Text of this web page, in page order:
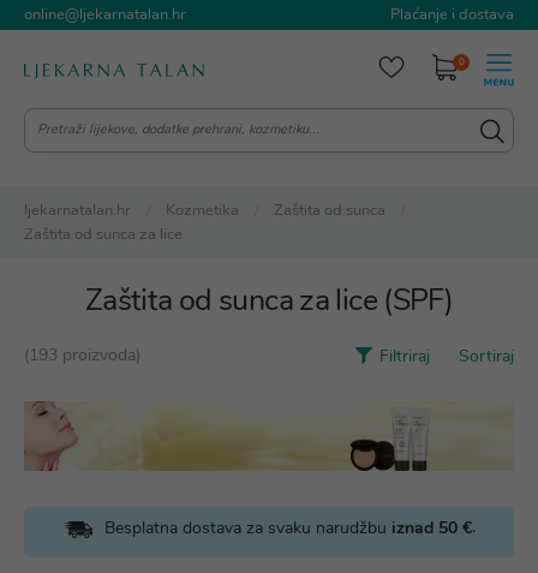
online@ljekarnatalan.hr Plaćanje i dostava
0
ljekarnatalan.hr Kozmetika
Zaštita od sunca
Zaštita od sunca za lice
Zaštita od sunca za lice (SPF)
(193 proizvoda) Filtriraj Sortiraj
Besplatna dostava za svaku narudžbu iznad 50 €.